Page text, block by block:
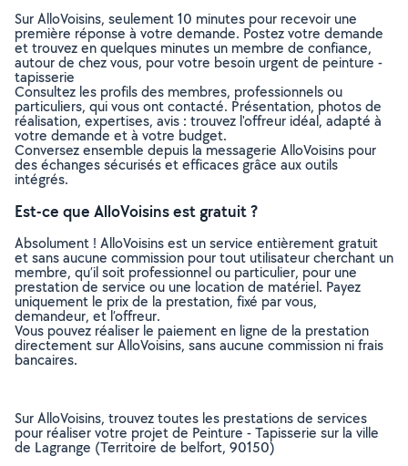
Sur AlloVoisins, seulement 10 minutes pour recevoir une
première réponse à votre demande. Postez votre demande
et trouvez en quelques minutes un membre de confiance,
autour de chez vous, pour votre besoin urgent de peinture -
tapisserie
Consultez les profils des membres, professionnels ou
particuliers, qui vous ont contacté. Présentation, photos de
réalisation, expertises, avis : trouvez l'offreur idéal, adapté à
votre demande et à votre budget.
Conversez ensemble depuis la messagerie AlloVoisins pour
des échanges sécurisés et efficaces grâce aux outils
intégrés.
Est-ce que AlloVoisins est gratuit ?
Absolument ! AlloVoisins est un service entièrement gratuit
et sans aucune commission pour tout utilisateur cherchant un
membre, qu’il soit professionnel ou particulier, pour une
prestation de service ou une location de matériel. Payez
uniquement le prix de la prestation, fixé par vous,
demandeur, et l’offreur.
Vous pouvez réaliser le paiement en ligne de la prestation
directement sur AlloVoisins, sans aucune commission ni frais
bancaires.
Sur AlloVoisins, trouvez toutes les prestations de services
pour réaliser votre projet de Peinture - Tapisserie sur la ville
de Lagrange (Territoire de belfort, 90150)